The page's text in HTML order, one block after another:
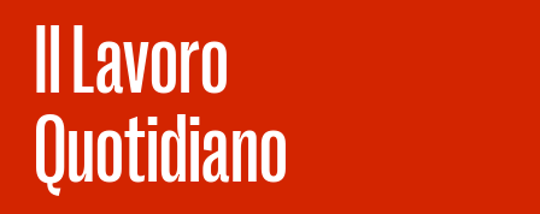
Il Lavoro
Quotidiano